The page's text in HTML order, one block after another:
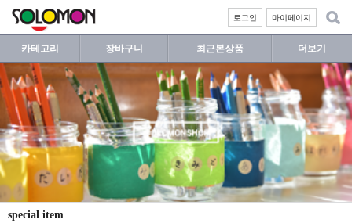
마이페이지
로그인
카테고리 장바구니 최근본상품 더보기
special item